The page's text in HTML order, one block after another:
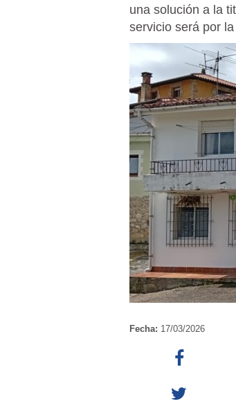
una solución a la
servicio será por
Fecha: 17/03/2026